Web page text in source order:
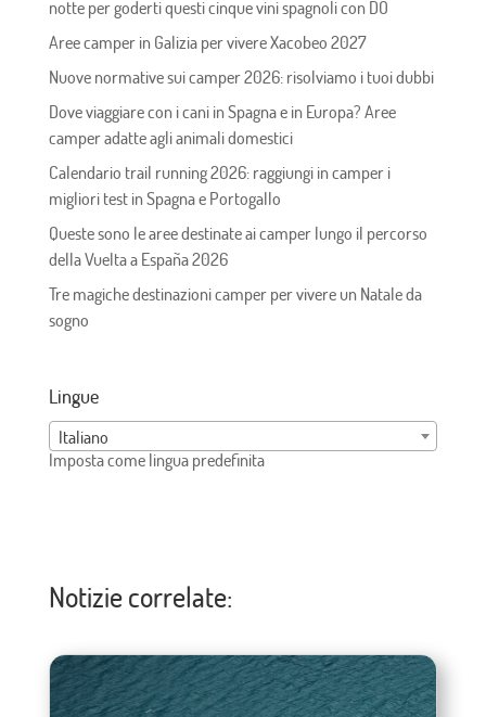
notte per goderti questi cinque vini spagnoli con DO
Aree camper in Galizia per vivere Xacobeo 2027
Nuove normative sui camper 2026: risolviamo i tuoi dubbi
Dove viaggiare con i cani in Spagna e in Europa? Aree
camper adatte agli animali domestici
Calendario trail running 2026: raggiungi in camper i
migliori test in Spagna e Portogallo
Queste sono le aree destinate ai camper lungo il percorso
della Vuelta a España 2026
Tre magiche destinazioni camper per vivere un Natale da
sogno
Lingue
Italiano
Imposta come lingua predefinita
Notizie correlate: